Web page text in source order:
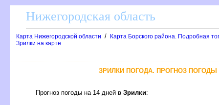
Нижегородская область
Карта Нижегородской области /
Карта Борского района. Подробная
Зрилки на карте
ЗРИЛКИ ПОГОДА. ПРОГНОЗ ПОГОДЫ
Прогноз погоды на 14 дней Зрилки: